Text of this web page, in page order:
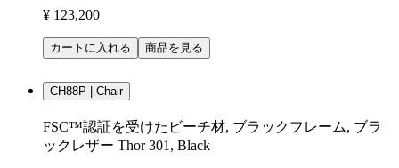
¥ 123,200
カートに入れる 商品を見る
CH88P | Chair
FSC™認証を受けたビーチ材, ブラックフレーム, ブラ
ックレザー Thor 301, Black